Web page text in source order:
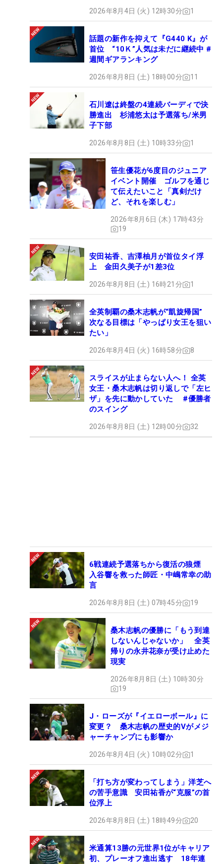
2026年8月4日 (火) 12時30分 1
話題の新作を抑えて『G440 K』が
首位 “10Ｋ”人気は未だに継続中 #
週間ギアランキング
2026年8月8日 (土) 18時00分 11
石川遼は終盤の4連続バーディで決
勝進出 杉浦悠太は予選落ち/米男
子下部
2026年8月8日 (土) 10時33分 1
笹生優花が6度目のジュニア
イベント開催 ゴルフを通じ
て伝えたいこと「真剣だけ
ど、それを楽しむ」
2026年8月6日 (木) 17時43分
19
安田祐香、吉澤柚月が首位タイ浮
上 金田久美子が1差3位
2026年8月8日 (土) 16時21分 1
全英制覇の桑木志帆が“凱旋帰国”
次なる目標は「やっぱり女王を狙い
たい」
2026年8月4日 (火) 16時58分 8
スライスが止まらない人へ！ 全英
女王・桑木志帆は切り返しで「左ヒ
ザ」を先に動かしていた #優勝者
のスイング
2026年8月8日 (土) 12時00分 32
6戦連続予選落ちから復活の狼煙
入谷響を救った師匠・中嶋常幸の助
言
2026年8月8日 (土) 07時45分 19
桑木志帆の優勝に「もう到達
しないんじゃないか」 全英
帰りの永井花奈が受け止めた
現実
2026年8月8日 (土) 10時30分
19
J・ローズが『イエローボール』に
変更？ 桑木志帆の歴史的Vがメジ
ャーチャンプにも影響か
2026年8月4日 (火) 10時02分 1
「打ち方が変わってしまう」洋芝へ
の苦手意識 安田祐香が“克服”の首
位浮上
2026年8月8日 (土) 18時49分 20
米通算13勝の元世界1位がキャリア
初、プレーオフ進出逃す 18年連